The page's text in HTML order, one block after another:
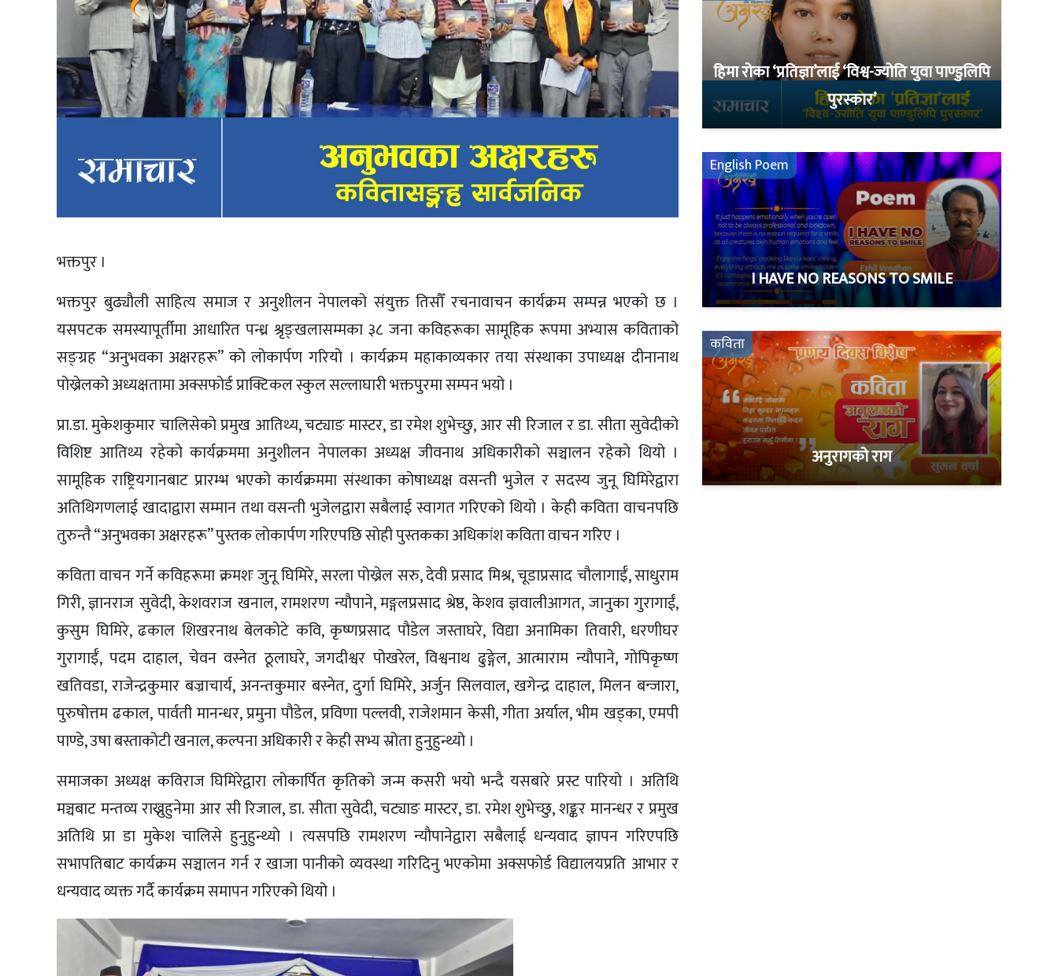
भक्तपुर ।
भक्तपुर बुढ्यौली साहित्य समाज र अनुशीलन नेपालको संयुक्त तिसौँ रचनावाचन कार्यक्रम सम्पन्न भएको छ ।
यसपटक समस्यापूर्तीमा आधारित पन्ध्र श्रृङ्खलासम्मका ३८ जना कविहरूका सामूहिक रूपमा अभ्यास कविताको
सङ्ग्रह “अनुभवका अक्षरहरू” को लोकार्पण गरियो । कार्यक्रम महाकाव्यकार तया संस्थाका उपाध्यक्ष दीनानाथ
पोख्रेलको अध्यक्षतामा अक्सफोर्ड प्राक्टिकल स्कुल सल्लाघारी भक्तपुरमा सम्पन भयो ।
प्रा.डा. मुकेशकुमार चालिसेको प्रमुख आतिथ्य, चट्याङ मास्टर, डा रमेश शुभेच्छु, आर सी रिजाल र डा. सीता सुवेदीको
विशिष्ट आतिथ्य रहेको कार्यक्रममा अनुशीलन नेपालका अध्यक्ष जीवनाथ अधिकारीको सञ्चालन रहेको थियो ।
सामूहिक राष्ट्रियगानबाट प्रारम्भ भएको कार्यक्रममा संस्थाका कोषाध्यक्ष वसन्ती भुजेल र सदस्य जुनू घिमिरेद्वारा
अतिथिगणलाई खादाद्वारा सम्मान तथा वसन्ती भुजेलद्वारा सबैलाई स्वागत गरिएको थियो । केही कविता वाचनपछि
तुरुन्तै “अनुभवका अक्षरहरू” पुस्तक लोकार्पण गरिएपछि सोही पुस्तकका अधिकांश कविता वाचन गरिए ।
कविता वाचन गर्ने कविहरूमा क्रमशः जुनू घिमिरे, सरला पोख्रेल सरु, देवी प्रसाद मिश्र, चूडाप्रसाद चौलागाईँ, साधुराम
गिरी, ज्ञानराज सुवेदी, केशवराज खनाल, रामशरण न्यौपाने, मङ्गलप्रसाद श्रेष्ठ, केशव ज्ञवालीआगत, जानुका गुरागाईं,
कुसुम घिमिरे, ढकाल शिखरनाथ बेलकोटे कवि, कृष्णप्रसाद पौडेल जस्ताघरे, विद्या अनामिका तिवारी, धरणीघर
गुरागाईँ, पदम दाहाल, चेवन वस्नेत ठूलाघरे, जगदीश्वर पोखरेल, विश्वनाथ ढुङ्गेल, आत्माराम न्यौपाने, गोपिकृष्ण
खतिवडा, राजेन्द्रकुमार बज्राचार्य, अनन्तकुमार बस्नेत, दुर्गा घिमिरे, अर्जुन सिलवाल, खगेन्द्र दाहाल, मिलन बन्जारा,
पुरुषोत्तम ढकाल, पार्वती मानन्धर, प्रमुना पौडेल, प्रविणा पल्लवी, राजेशमान केसी, गीता अर्याल, भीम खड्का, एमपी
पाण्डे, उषा बस्ताकोटी खनाल, कल्पना अधिकारी र केही सभ्य स्रोता हुनुहुन्थ्यो ।
समाजका अध्यक्ष कविराज घिमिरेद्वारा लोकार्पित कृतिको जन्म कसरी भयो भन्दै यसबारे प्रस्ट पारियो । अतिथि
मञ्चबाट मन्तव्य राख्नुहुनेमा आर सी रिजाल, डा. सीता सुवेदी, चट्याङ मास्टर, डा. रमेश शुभेच्छु, शङ्कर मानन्धर र प्रमुख
अतिथि प्रा डा मुकेश चालिसे हुनुहुन्थ्यो । त्यसपछि रामशरण न्यौपानेद्वारा सबैलाई धन्यवाद ज्ञापन गरिएपछि
सभापतिबाट कार्यक्रम सञ्चालन गर्न र खाजा पानीको व्यवस्था गरिदिनु भएकोमा अक्सफोर्ड विद्यालयप्रति आभार र
धन्यवाद व्यक्त गर्दै कार्यक्रम समापन गरिएको थियो ।
हिमा रोका ‘प्रतिज्ञा’लाई ‘विश्व-ज्योति युवा पाण्डुलिपि
पुरस्कार’
English Poem
I HAVE NO REASONS TO SMILE
कविता
अनुरागको राग